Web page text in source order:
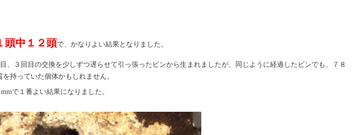
頭中１２頭で、かなりよい結果となりました。
、３回目の交換を少しずつ遅らせて引っ張ったビンから生まれましたが、同じように経過したビンでも、７８
持っていた個体かもしれません。
で１番よい結果になりました。